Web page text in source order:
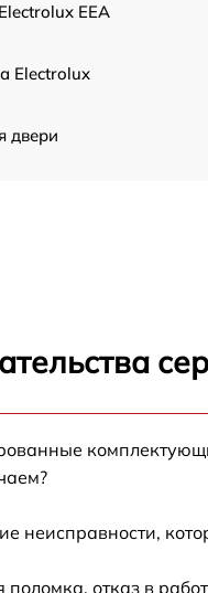
EEA
Electrolux
двери
EEA 4235
EEA 4235
неисправности,
отказ в